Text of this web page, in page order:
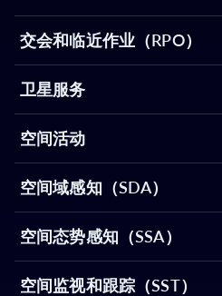
交会和临近作业（RPO）
卫星服务
空间活动
空间域感知（SDA）
空间态势感知（SSA）
空间监视和跟踪（SST）